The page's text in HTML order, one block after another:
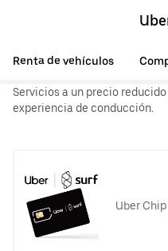
Renta de vehículos
Servicios a un precio
experiencia de conducción.
Uber Chip